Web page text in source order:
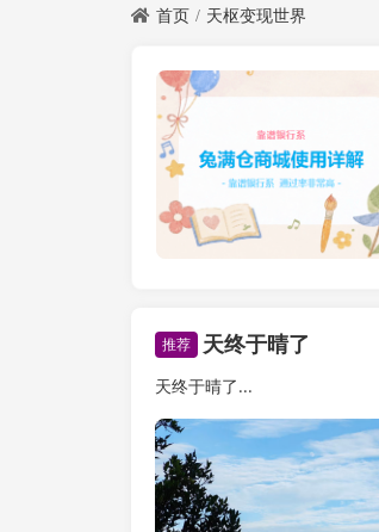
首页 天枢变现世界
推荐 天终于晴了
天终于晴了...